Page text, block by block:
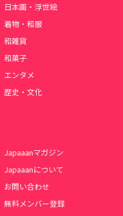
日本画・浮世絵
着物・和服
和雑貨
和菓子
エンタメ
歴史・文化
Japaaanマガジン
Japaaanについて
お問い合わせ
無料メンバー登録